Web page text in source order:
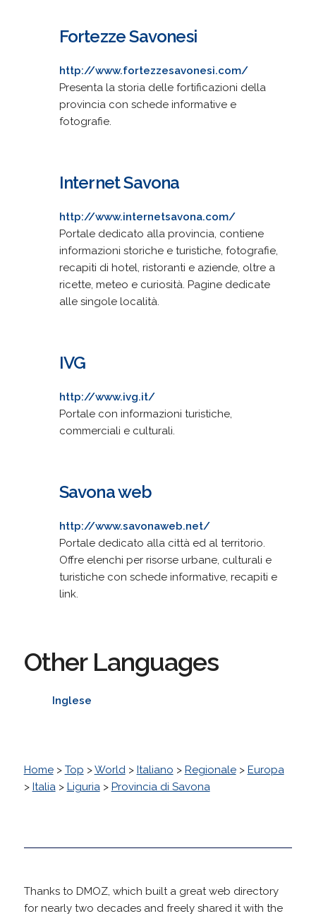
Fortezze Savonesi
http://www.fortezzesavonesi.com/
Presenta la storia delle fortificazioni della
provincia con schede informative e
fotografie.
Internet Savona
http://www.internetsavona.com/
Portale dedicato alla provincia, contiene
informazioni storiche e turistiche, fotografie,
recapiti di hotel, ristoranti e aziende, oltre a
ricette, meteo e curiosità. Pagine dedicate
alle singole località.
IVG
http://www.ivg.it/
Portale con informazioni turistiche,
commerciali e culturali.
Savona web
http://www.savonaweb.net/
Portale dedicato alla città ed al territorio.
Offre elenchi per risorse urbane, culturali e
turistiche con schede informative, recapiti e
link.
Other Languages
Inglese
Home> Top >World> Italiano > Regionale> Europa
> Italia> Liguria> Provincia di Savona
Thanks to DMOZ, which built a great web directory
for nearly two decades and freely shared it with the